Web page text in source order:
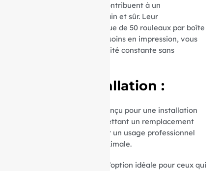
mm et le papier sans BPA contribuent à un
environnement de travail sain et sûr. Leur
conditionnement économique de 50 rouleaux par boîte
facilite la gestion de vos besoins en impression, vous
assurant ainsi une disponibilité constante sans
Facilité d’Installation :
Le mandrin de 12 mm est conçu pour une installation
rapide et sans tracas, permettant un remplacement
aisé et sécurisé. Parfait pour un usage professionnel
exigeant une efficacité maximale.
Nos rouleaux TPE CCVsont l’option idéale pour ceux qui